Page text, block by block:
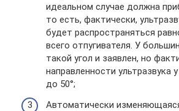
идеальном случае должна
то есть, фактически,
будет распространяться
всего отпугивателя. У
такой угол и заявлен, но
направленности ультразвука
до 50°;
Автоматически